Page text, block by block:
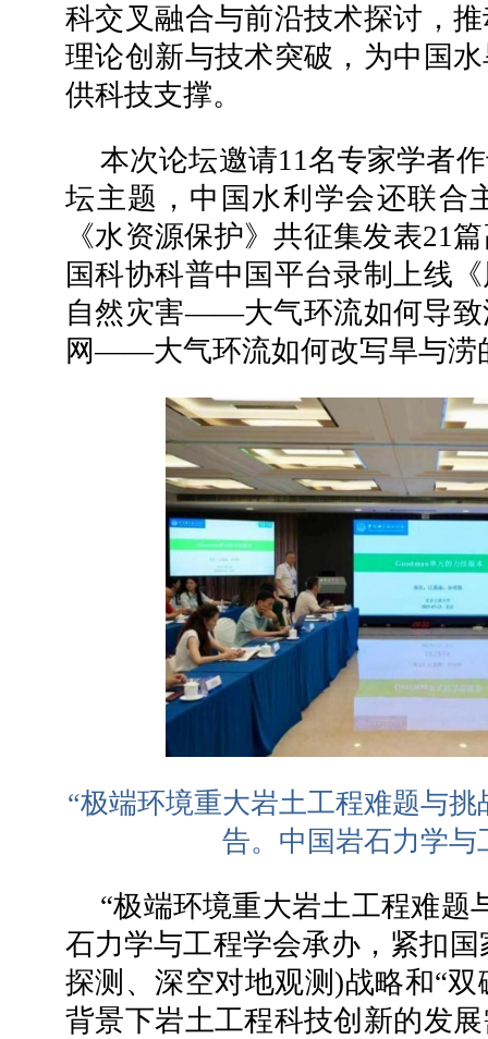
科交叉融合与前沿技术探讨，
理论创新与技术突破，为中国
供科技支撑。
本次论坛邀请11名专家学者
坛主题，中国水利学会还联合
《水资源保护》共征集发表21
国科协科普中国平台录制上线
自然灾害——大气环流如何导致
网——大气环流如何改写旱与涝
“极端环境重大岩土工程难题与
告。中国岩石力学与
“极端环境重大岩土工程难题
石力学与工程学会承办，紧扣
探测、深空对地观测)战略和“
背景下岩土工程科技创新的发